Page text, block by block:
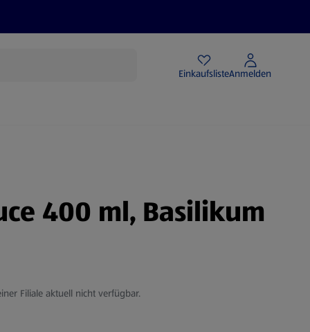
EinkaufslisteAnmelden
400 ml, Basilikum
Filiale aktuell nicht verfügbar.